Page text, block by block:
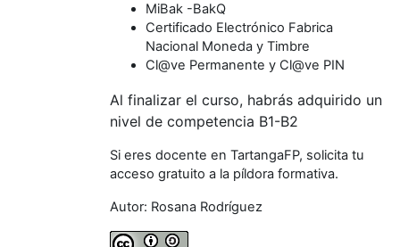
MiBak -BakQ
Certificado Electrónico Fabrica
Nacional Moneda y Timbre
Cl@ve Permanente y Cl@ve PIN
Al finalizar el curso, habrás adquirido un
nivel de competencia B1-B2
Si eres docente en TartangaFP, solicita tu
acceso gratuito a la píldora formativa.
Autor: Rosana Rodríguez